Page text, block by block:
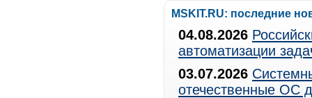
MSKIT.RU: последние
04.08.2026
автоматизации
03.07.2026
отечественные ОС